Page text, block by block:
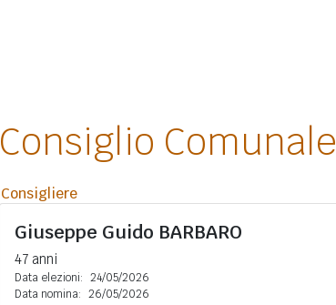
Consiglio Comunale
Consigliere
Giuseppe Guido BARBARO
47 anni
Data elezioni: 24/05/2026
Data nomina: 26/05/2026